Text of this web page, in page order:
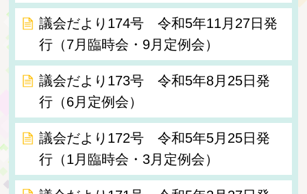
議会だより174号 令和5年11月27日発
行（7月臨時会・9月定例会）
議会だより173号 令和5年8月25日発
行（6月定例会）
議会だより172号 令和5年5月25日発
行（1月臨時会・3月定例会）